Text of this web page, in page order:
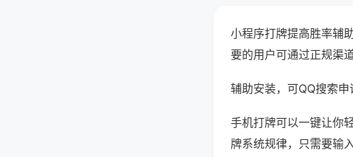
小程序打牌提高胜率辅
要的用户可通过正规渠
辅助安装，可QQ搜索
手机打牌可以一键让你
牌系统规律，只需要输